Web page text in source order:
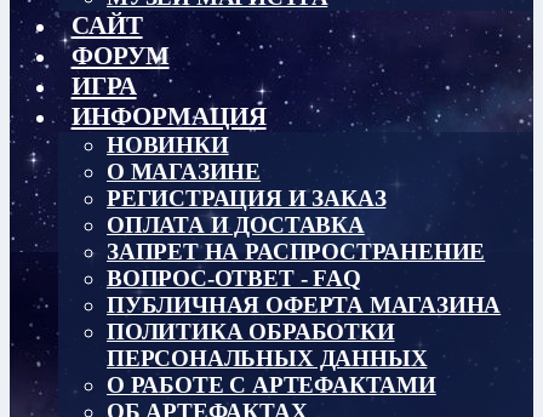
САЙТ
ФОРУМ
ИГРА
ИНФОРМАЦИЯ
НОВИНКИ
О МАГАЗИНЕ
РЕГИСТРАЦИЯ И ЗАКАЗ
ОПЛАТА И ДОСТАВКА
ЗАПРЕТ НА РАСПРОСТРАНЕНИЕ
ВОПРОС-ОТВЕТ - FAQ
ПУБЛИЧНАЯ ОФЕРТА МАГАЗИНА
ПОЛИТИКА ОБРАБОТКИ
ПЕРСОНАЛЬНЫХ ДАННЫХ
О РАБОТЕ С АРТЕФАКТАМИ
ОБ АРТЕФАКТАХ